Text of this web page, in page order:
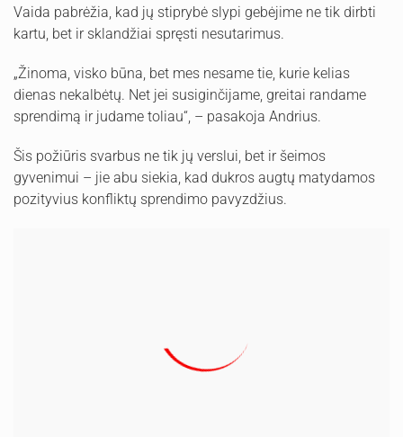
Vaida pabrėžia, kad jų stiprybė slypi gebėjime ne tik dirbti
kartu, bet ir sklandžiai spręsti nesutarimus.
„Žinoma, visko būna, bet mes nesame tie, kurie kelias
dienas nekalbėtų. Net jei susiginčijame, greitai randame
sprendimą ir judame toliau“, – pasakoja Andrius.
Šis požiūris svarbus ne tik jų verslui, bet ir šeimos
gyvenimui – jie abu siekia, kad dukros augtų matydamos
pozityvius konfliktų sprendimo pavyzdžius.